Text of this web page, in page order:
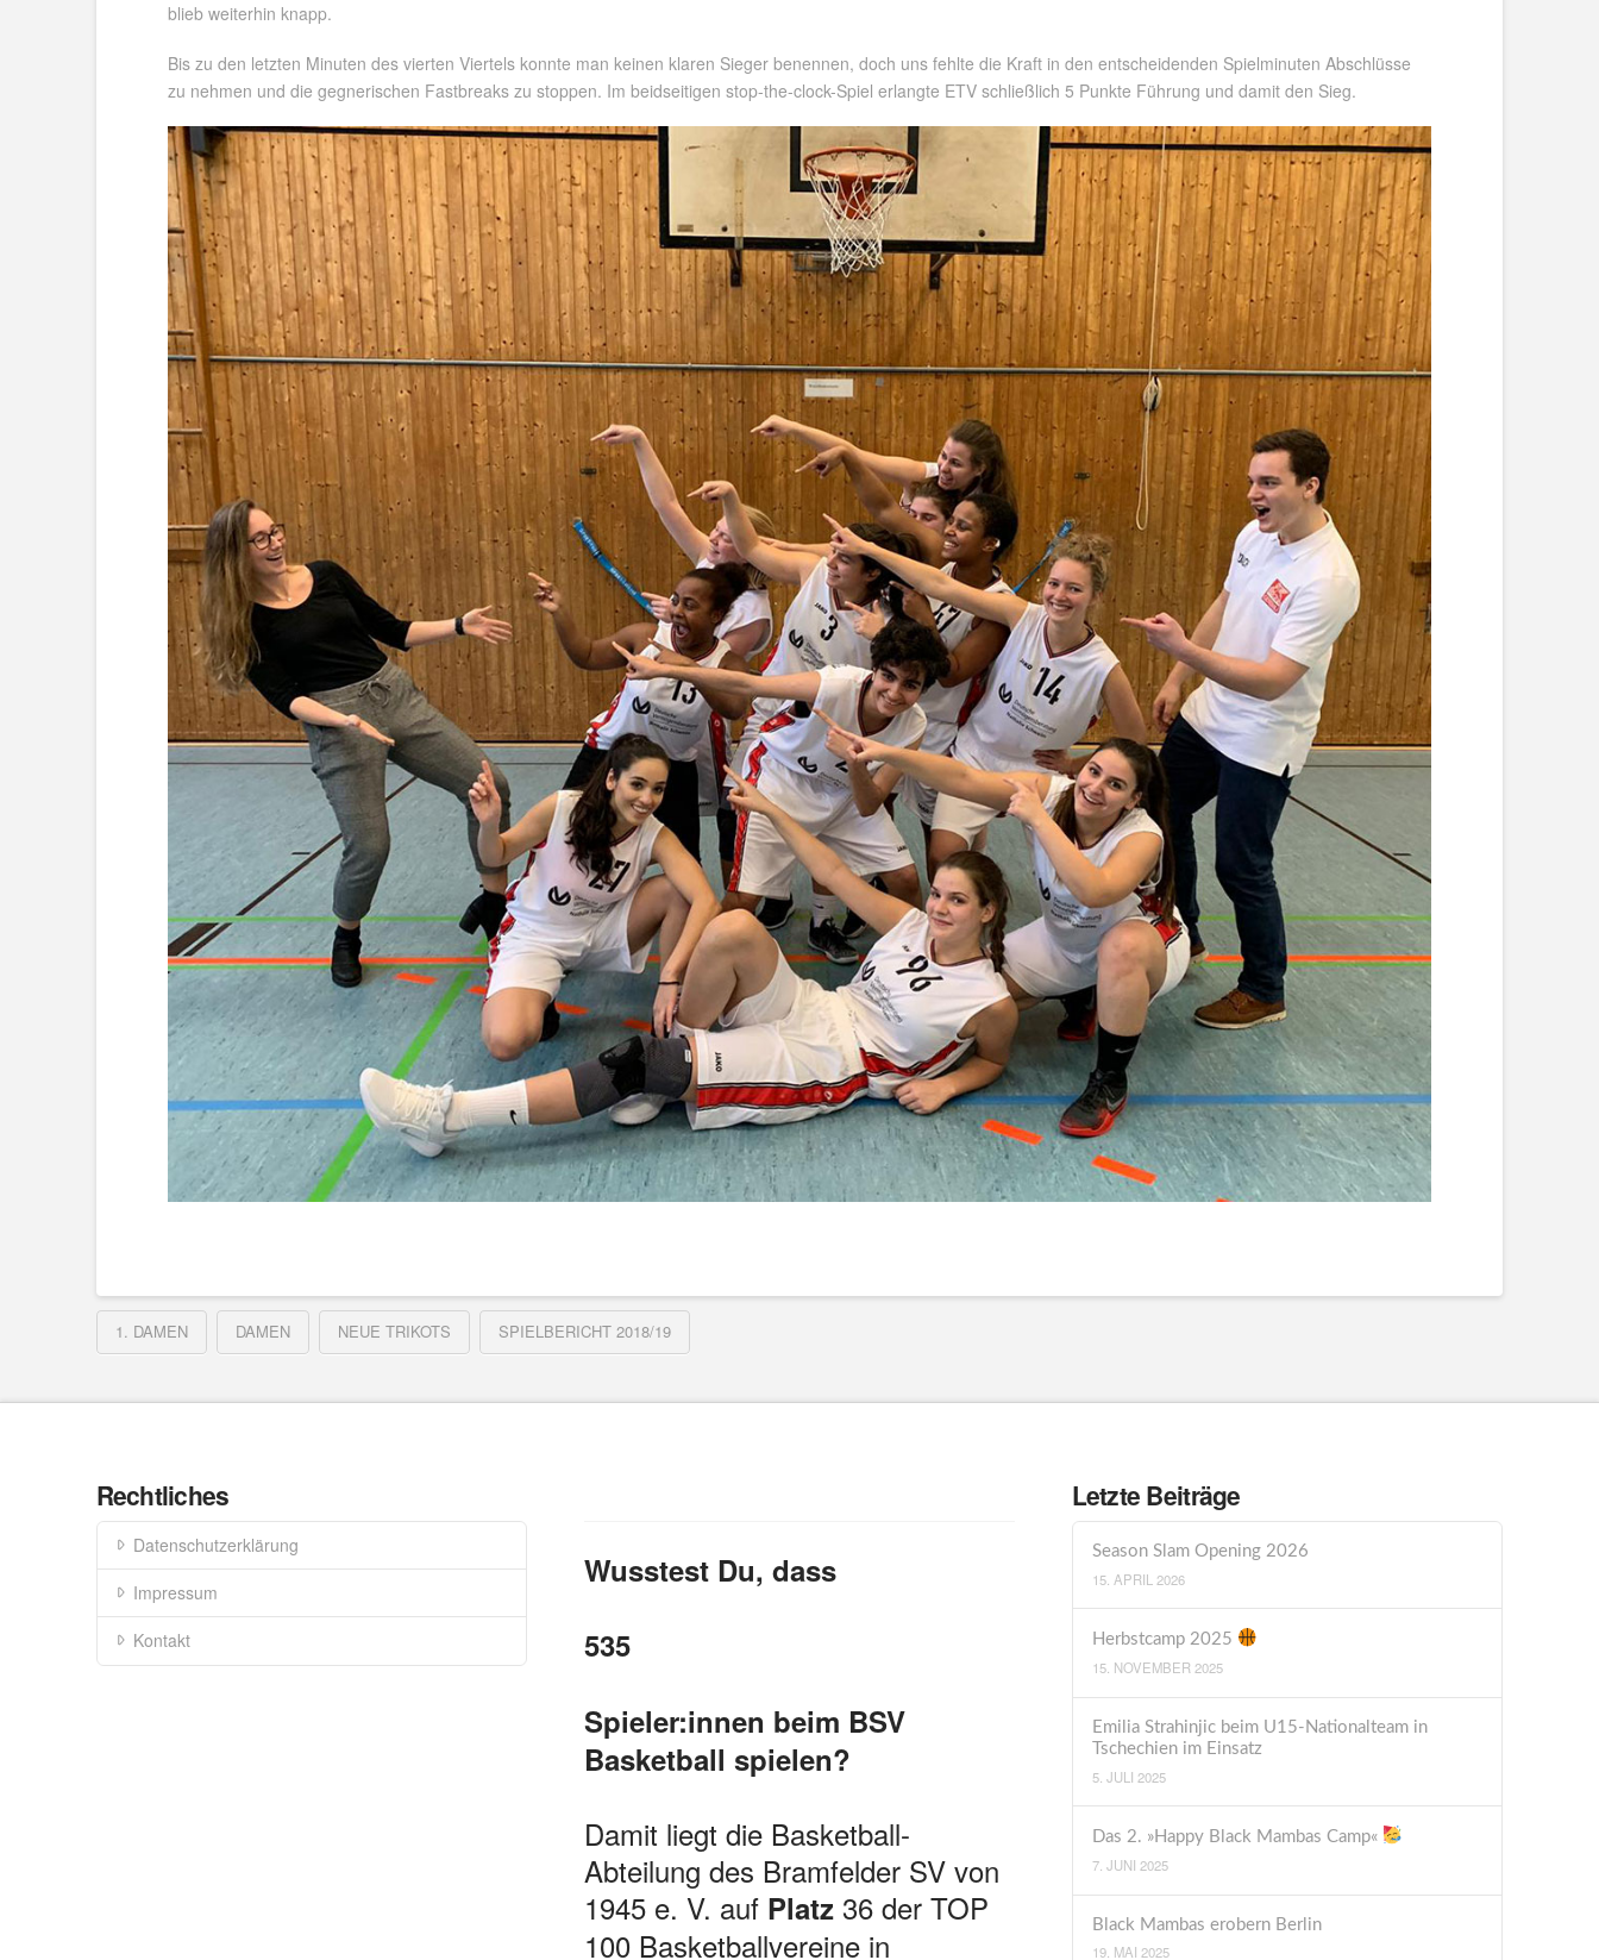
blieb weiterhin knapp.
Bis zu den letzten Minuten des vierten Viertels konnte man keinen klaren Sieger benennen, doch uns fehlte die Kraft in den entscheidenden Spielminuten Abschlüsse
zu nehmen und die gegnerischen Fastbreaks zu stoppen. Im beidseitigen stop-the-clock-Spiel erlangte ETV schließlich 5 Punkte Führung und damit den Sieg.
1. DAMEN DAMEN NEUE TRIKOTS SPIELBERICHT 2018/19
Rechtliches
Datenschutzerklärung
Impressum
Kontakt
Wusstest Du, dass
535
Spieler:innen beim BSV
Basketball spielen?
Damit liegt die Basketball-
Abteilung des Bramfelder SV von
1945 e. V. auf Platz 36 der TOP
100 Basketballvereine in
Letzte Beiträge
Season Slam Opening 2026
15. APRIL 2026
Herbstcamp 2025
15. NOVEMBER 2025
Emilia Strahinjic beim U15-Nationalteam in
Tschechien im Einsatz
5. JULI 2025
Das 2. »Happy Black Mambas Camp«
7. JUNI 2025
Black Mambas erobern Berlin
19. MAI 2025